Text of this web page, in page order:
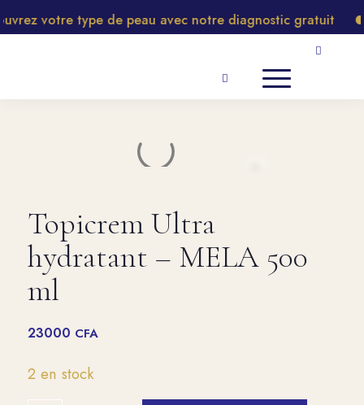
votre type de peau avec notre diagnostic gratuit
Topicrem Ultra
hydratant – MELA 500
ml
23000 CFA
2 en stock